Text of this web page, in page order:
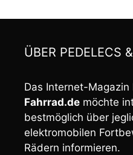
ÜBER PEDELECS
Das Internet-Magazin
Fahrrad.de möchte
bestmöglich über
elektromobilen
Rädern informieren.